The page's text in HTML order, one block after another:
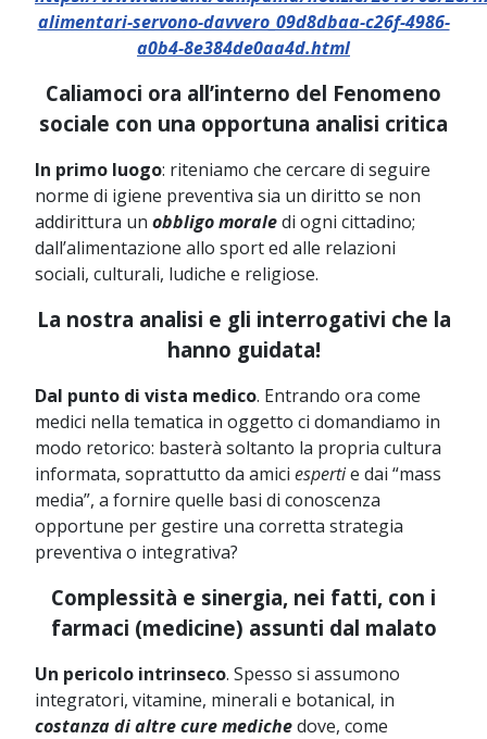
alimentari-servono-davvero_09d8dbaa-c26f-4986-
a0b4-8e384de0aa4d.html
Caliamoci ora all’interno del Fenomeno
sociale con una opportuna analisi critica
In primo luogo: riteniamo che cercare di seguire
norme di igiene preventiva sia un diritto se non
addirittura un obbligo moraledi ogni cittadino;
dall’alimentazione allo sport ed alle relazioni
sociali, culturali, ludiche e religiose.
La nostra analisi e gli interrogativi che la
hanno guidata!
Dal punto di vista medico. Entrando ora come
medici nella tematica in oggetto ci domandiamo in
modo retorico: basterà soltanto la propria cultura
informata, soprattutto da amici espertie dai “mass
media”, a fornire quelle basi di conoscenza
opportune per gestire una corretta strategia
preventiva o integrativa?
Complessità e sinergia, nei fatti, con i
farmaci (medicine) assunti dal malato
Un pericolo intrinseco. Spesso si assumono
integratori, vitamine, minerali e botanical, in
costanza di altre cure medichedove, come